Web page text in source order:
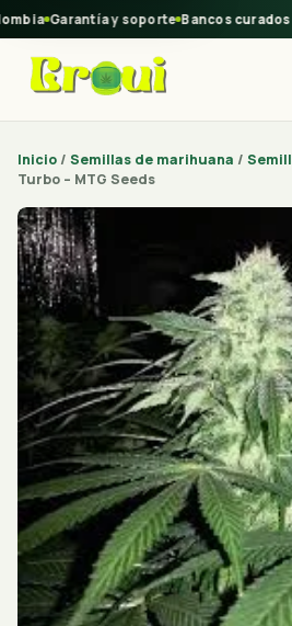
Garantía y soporte Bancos curados
Inicio / Semillas de marihuana /
Turbo – MTG Seeds